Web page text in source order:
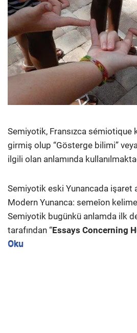
Semiyotik, Fransızca
girmiş olup “Gösterge bilimi”
ilgili olan anlamında
Semiyotik eski Yunancada işaret
Modern Yunanca: semeîon
Semiyotik bugünkü anlamda ilk
tarafından “Essays Concerning
Oku